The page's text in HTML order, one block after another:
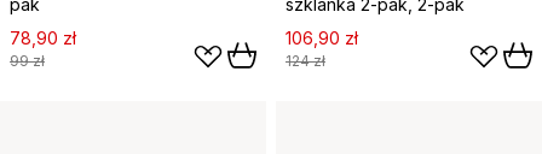
pak
78,90 zł
99 zł
szklanka 2-pak, 2-pak
106,90 zł
124 zł